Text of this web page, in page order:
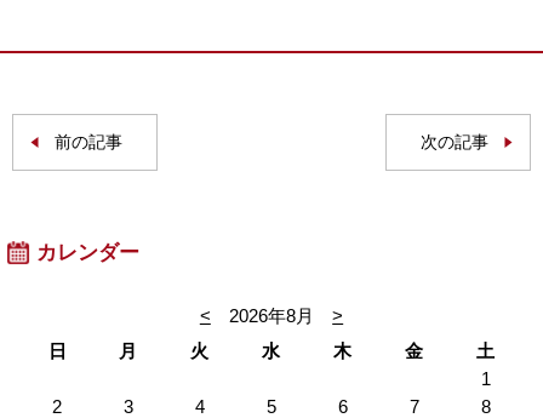
前の記事 次の記事
カレンダー
< 2026年8月
>
日
月 火 水 木 金
土
1
2
3 4 5 6 7
8